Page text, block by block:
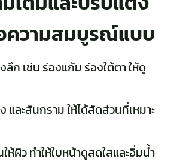
ความสมบูรณ์แบบ
ลึก เช่น ร่องแก้ม ร่องใต้ตา ให้ดู
และสันกราม ให้ได้สัดส่วนที่เหมาะ
ห้ผิว ทำให้ใบหน้าดูสดใสและอิ่มน้ำ